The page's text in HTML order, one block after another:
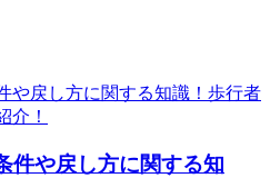
件や戻し方に関する知